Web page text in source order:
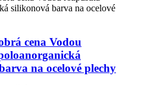
cena Vodou
na ocelové plechy